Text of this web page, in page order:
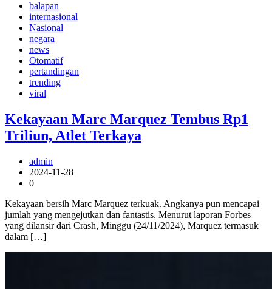
balapan
internasional
Nasional
negara
news
Otomatif
pertandingan
trending
viral
Kekayaan Marc Marquez Tembus Rp1
Triliun, Atlet Terkaya
admin
2024-11-28
0
Kekayaan bersih Marc Marquez terkuak. Angkanya pun mencapai
jumlah yang mengejutkan dan fantastis. Menurut laporan Forbes
yang dilansir dari Crash, Minggu (24/11/2024), Marquez termasuk
dalam […]